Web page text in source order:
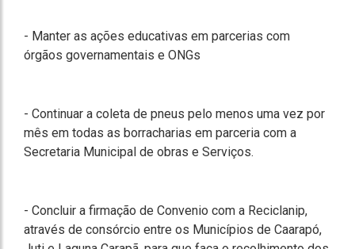
- Manter as ações educativas em parcerias com
órgãos governamentais e ONGs
- Continuar a coleta de pneus pelo menos uma vez por
mês em todas as borracharias em parceria com a
Secretaria Municipal de obras e Serviços.
- Concluir a firmação de Convenio com a Reciclanip,
através de consórcio entre os Municípios de Caarapó,